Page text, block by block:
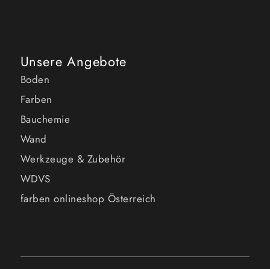
Unsere Angebote
Boden
Farben
Bauchemie
Wand
Werkzeuge & Zubehör
WDVS
farben onlineshop Österreich